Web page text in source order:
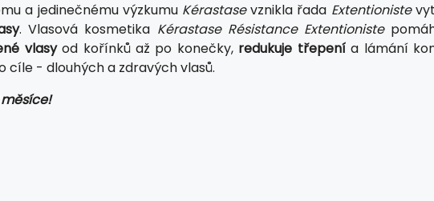
a jedinečnému výzkumu Kérastasevznikla řada Extentioniste
. Vlasová kosmetika Kérastase Résistance Extentioniste
vlasyod kořínků až po konečky, redukuje třepenía lámání
cíle - dlouhých a zdravých vlasů.